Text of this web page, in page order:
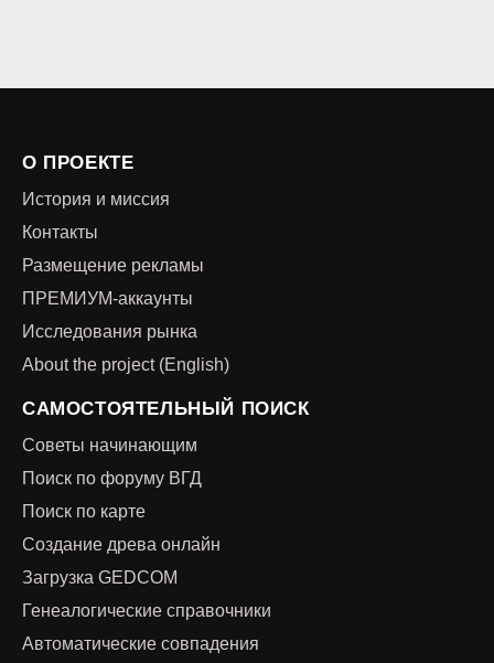
О ПРОЕКТЕ
История и миссия
Контакты
Размещение рекламы
ПРЕМИУМ-аккаунты
Исследования рынка
About the project (English)
САМОСТОЯТЕЛЬНЫЙ ПОИСК
Советы начинающим
Поиск по форуму ВГД
Поиск по карте
Создание древа онлайн
Загрузка GEDCOM
Генеалогические справочники
Автоматические совпадения